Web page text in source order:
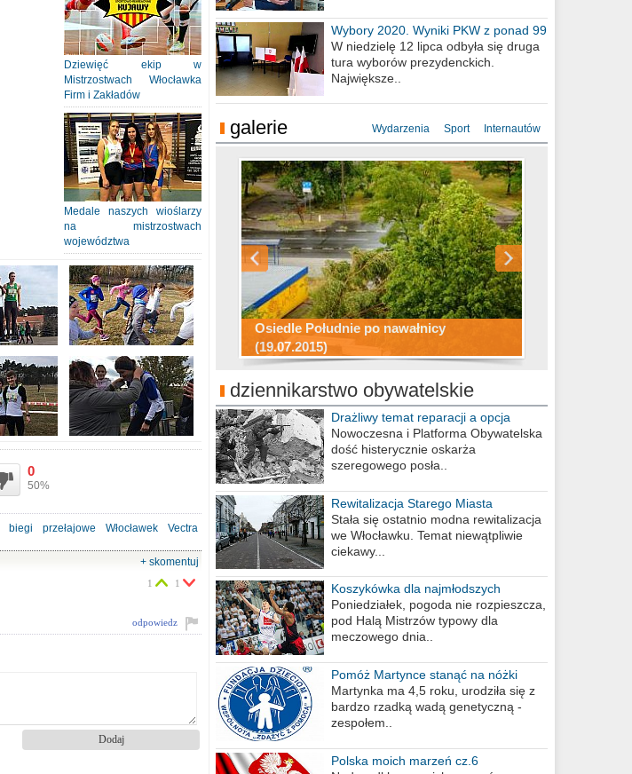
Dziewięć ekip w
Mistrzostwach Włocławka
Firm i Zakładów
Medale naszych wioślarzy
na mistrzostwach
województwa
0
50%
biegi przełajowe Włocławek Vectra
+ skomentuj
1 1
odpowiedz
Wybory 2020. Wyniki PKW z ponad 99
procent obwodów
W niedzielę 12 lipca odbyła się druga
tura wyborów prezydenckich.
Największe..
galerie Wydarzenia Sport Internautów
Osiedle Południe po nawałnicy
(19.07.2015)
Wizytówka Włocławka
polowanie wigilijne 2014
Miasto kładzie się do snu .
Konkurs fotograficzny "Co to za
miejsca"
Ścieżka rowerowa w naszym mieście
dziennikarstwo obywatelskie
Drażliwy temat reparacji a opcja
berlińska
Nowoczesna i Platforma Obywatelska
dość histerycznie oskarża
szeregowego posła..
Rewitalizacja Starego Miasta
Stała się ostatnio modna rewitalizacja
we Włocławku. Temat niewątpliwie
ciekawy...
Koszykówka dla najmłodszych
Poniedziałek, pogoda nie rozpieszcza,
pod Halą Mistrzów typowy dla
meczowego dnia..
Pomóż Martynce stanąć na nóżki
Martynka ma 4,5 roku, urodziła się z
bardzo rzadką wadą genetyczną -
zespołem..
Polska moich marzeń cz.6